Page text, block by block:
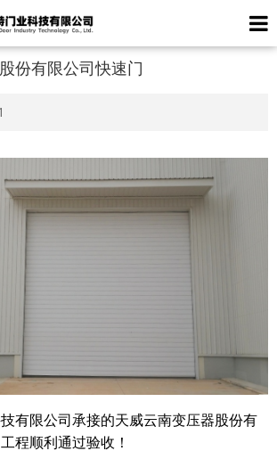
份有限公司快速门
有限公司承接的天威云南变压器股份有
程顺利通过验收！